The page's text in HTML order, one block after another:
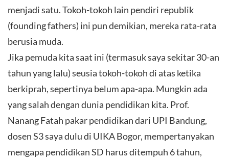
menjadi satu. Tokoh-tokoh lain pendiri republik
(founding fathers) ini pun demikian, mereka rata-rata
berusia muda.
Jika pemuda kita saat ini (termasuk saya sekitar 30-an
tahun yang lalu) seusia tokoh-tokoh di atas ketika
berkiprah, sepertinya belum apa-apa. Mungkin ada
yang salah dengan dunia pendidikan kita. Prof.
Nanang Fatah pakar pendidikan dari UPI Bandung,
dosen S3 saya dulu di UIKA Bogor, mempertanyakan
mengapa pendidikan SD harus ditempuh 6 tahun,